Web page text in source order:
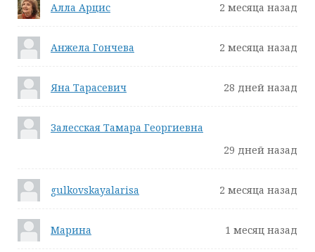
Алла Арцис 2 месяца назад
Анжела Гончева 2 месяца назад
Яна Тарасевич 28 дней назад
Залесская Тамара Георгиевна
29 дней назад
gulkovskayalarisa 2 месяца назад
Марина 1 месяц назад